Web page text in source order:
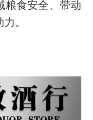
粮食安全、带动
。